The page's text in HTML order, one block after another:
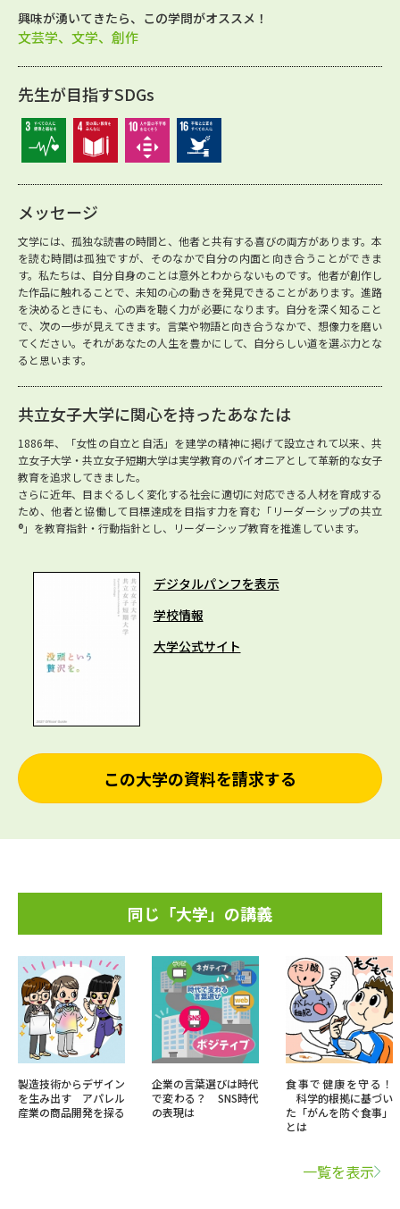
興味が湧いてきたら、この学問がオススメ！
文芸学、文学、創作
先生が目指すSDGs
メッセージ
文学には、孤独な読書の時間と、他者と共有する喜びの両方があります。本
を読む時間は孤独ですが、そのなかで自分の内面と向き合うことができま
す。私たちは、自分自身のことは意外とわからないものです。他者が創作し
た作品に触れることで、未知の心の動きを発見できることがあります。進路
を決めるときにも、心の声を聴く力が必要になります。自分を深く知ること
で、次の一歩が見えてきます。言葉や物語と向き合うなかで、想像力を磨い
てください。それがあなたの人生を豊かにして、自分らしい道を選ぶ力とな
ると思います。
共立女子大学に関心を持ったあなたは
1886年、「女性の自立と自活」を建学の精神に掲げて設立されて以来、共
立女子大学・共立女子短期大学は実学教育のパイオニアとして革新的な女子
教育を追求してきました。
さらに近年、目まぐるしく変化する社会に適切に対応できる人材を育成する
ため、他者と協働して目標達成を目指す力を育む「リーダーシップの共立
®」を教育指針・行動指針とし、リーダーシップ教育を推進しています。
デジタルパンフを表示
学校情報
大学公式サイト
この大学の資料を請求する
同じ「大学」の講義
製造技術からデザイン
を生み出す アパレル
産業の商品開発を探る
企業の言葉選びは時代
で変わる？ SNS時代
の表現は
食事で健康を守る！
科学的根拠に基づい
た「がんを防ぐ食事」
とは
一覧を表示